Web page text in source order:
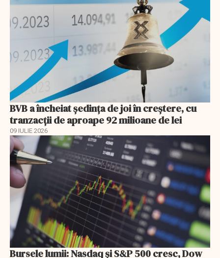
BVB a încheiat ședința de joi în creștere, cu
tranzacții de aproape 92 milioane de lei
09 IULIE 2026
Bursele lumii: Nasdaq și S&P 500 cresc, Dow